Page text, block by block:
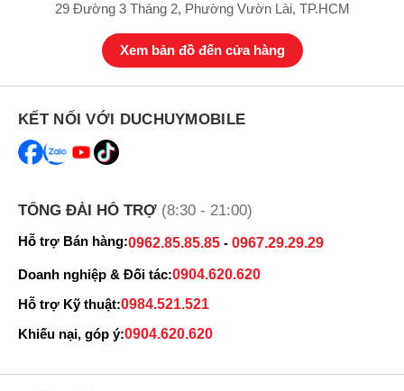
29 Đường 3 Tháng 2, Phường Vườn Lài, TP.HCM
Xem bản đồ đến cửa hàng
KẾT NỐI VỚI DUCHUYMOBILE
TỔNG ĐÀI HỖ TRỢ (8:30 - 21:00)
Hỗ trợ Bán hàng:0962.85.85.85 - 0967.29.29.29
Doanh nghiệp & Đối tác:0904.620.620
Hỗ trợ Kỹ thuật:0984.521.521
Khiếu nại, góp ý:0904.620.620